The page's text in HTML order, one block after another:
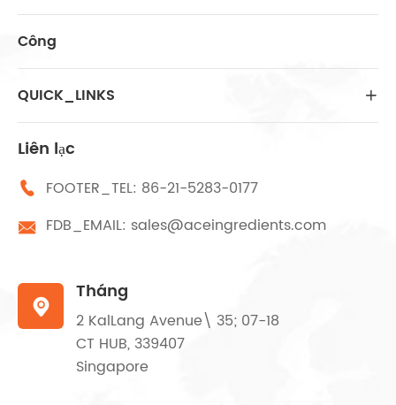
Công
QUICK_LINKS 
Liên lạc
 FOOTER_TEL: 86-21-5283-0177
 FDB_EMAIL: sales@aceingredients.com

Tháng
2 KalLang Avenue\ 35; 07-18
CT HUB, 339407
Singapore